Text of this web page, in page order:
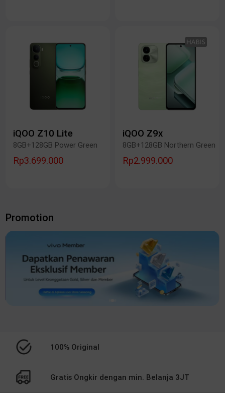
iQOO Z10 Lite
8GB+128GB Power Green
Rp3.699.000
iQOO Z9x
8GB+128GB Northern Green
Rp2.999.000
Promotion
100% Original
Gratis Ongkir dengan min. Belanja 3JT